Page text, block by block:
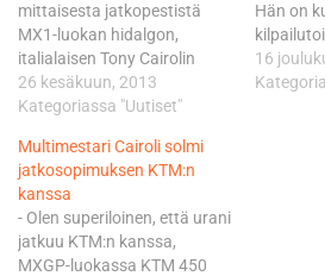
mittaisesta jatkopestistä
MX1-luokan hidalgon,
italialaisen Tony Cairolin
kanssa. Samaan tärkeään
sopimusnippuun voidaan
kymmenkertainen
maailmanmestari,
belgialainen Stefan Everts,
joka jatkaa puolestaan Red
Bull KTM-tehdastiimin
26 kesäkuun, 2013
Kategoriassa "Uutiset"
Hän on
Beirer
16
Multimestari Cairoli solmi
jatkosopimuksen KTM:n
kanssa
- Olen superiloinen, että urani
jatkuu KTM:n kanssa,
MXGP-luokassa KTM 450